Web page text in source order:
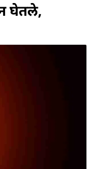
घेतले,